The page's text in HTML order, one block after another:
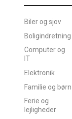
Biler og sjov
Boligindretning
Computer og
IT
Elektronik
Familie og børn
Ferie og
lejligheder